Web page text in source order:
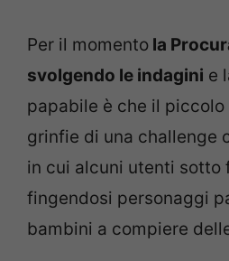
Per il momento la
svolgendo le indagini e
papabile è che il
grinfie di una challenge
in cui alcuni utenti sotto
fingendosi personaggi
bambini a compiere